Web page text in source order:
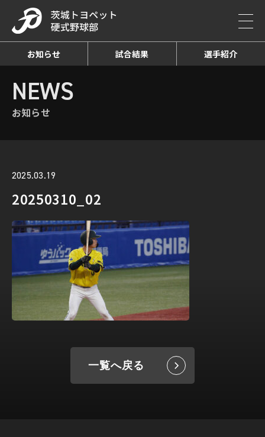
お知らせ 試合結果 選手紹介
HOME お知らせ詳細
NEWS
お知らせ
2025.03.19
20250310_02
一覧へ戻る